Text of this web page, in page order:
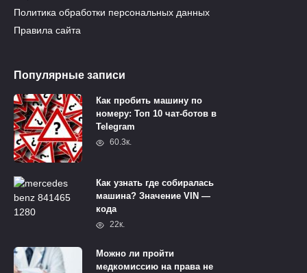
Политика обработки персональных данных
Правила сайта
Популярные записи
Как пробить машину по
номеру: Топ 10 чат-ботов в
Telegram
60.3к.
Как узнать где собиралась
машина? Значение VIN —
кода
22к.
Можно ли пройти
медкомиссию на права не